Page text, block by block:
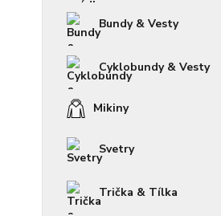
Bundy & Vesty
Cyklobundy & Vesty
Mikiny
Svetry
Trička & Tílka